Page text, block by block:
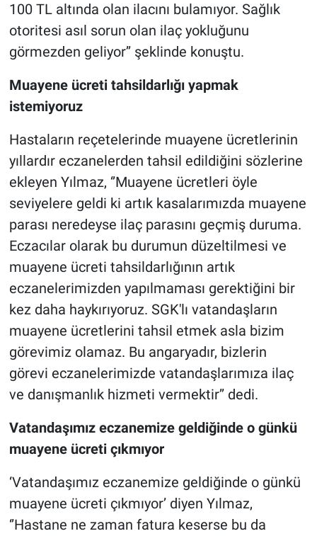
100 TL altında olan ilacını bulamıyor. Sağlık
otoritesi asıl sorun olan ilaç yokluğunu
görmezden geliyor’’ şeklinde konuştu.
Muayene ücreti tahsildarlığı yapmak
istemiyoruz
Hastaların reçetelerinde muayene ücretlerinin
yıllardır eczanelerden tahsil edildiğini sözlerine
ekleyen Yılmaz, ‘’Muayene ücretleri öyle
seviyelere geldi ki artık kasalarımızda muayene
parası neredeyse ilaç parasını geçmiş duruma.
Eczacılar olarak bu durumun düzeltilmesi ve
muayene ücreti tahsildarlığının artık
eczanelerimizden yapılmaması gerektiğini bir
kez daha haykırıyoruz. SGK'lı vatandaşların
muayene ücretlerini tahsil etmek asla bizim
görevimiz olamaz. Bu angaryadır, bizlerin
görevi eczanelerimizde vatandaşlarımıza ilaç
ve danışmanlık hizmeti vermektir’’ dedi.
Vatandaşımız eczanemize geldiğinde o günkü
muayene ücreti çıkmıyor
‘Vatandaşımız eczanemize geldiğinde o günkü
muayene ücreti çıkmıyor’ diyen Yılmaz,
‘’Hastane ne zaman fatura keserse bu da